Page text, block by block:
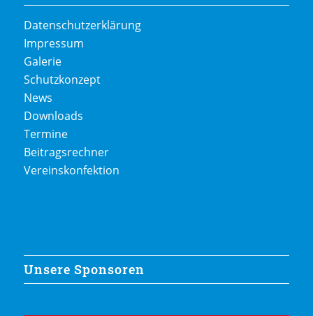
Datenschutzerklärung
Impressum
Galerie
Schutzkonzept
News
Downloads
Termine
Beitragsrechner
Vereinskonfektion
Unsere Sponsoren